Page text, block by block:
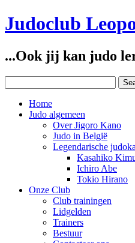
Judoclub
...Ook jij kan judo
Home
Judo algemeen
Over Jigoro Kano
Judo in België
Legendarische
Kasahiko
Ichiro Abe
Tokio Hirano
Onze Club
Club trainingen
Lidgelden
Trainers
Bestuur